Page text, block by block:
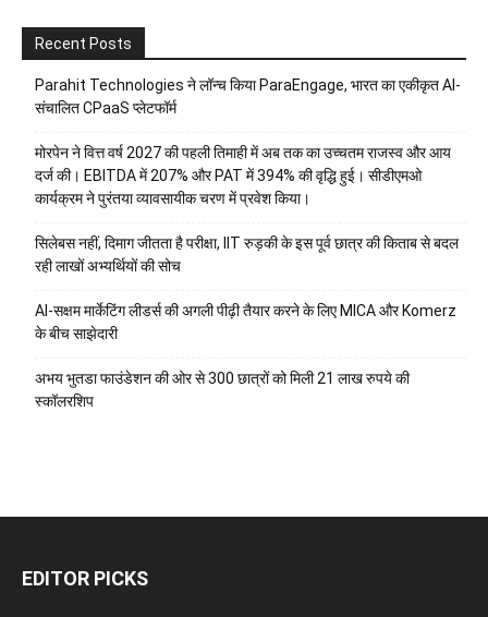
Recent Posts
Parahit Technologies ने लॉन्च किया ParaEngage, भारत का एकीकृत AI-
संचालित CPaaS प्लेटफॉर्म
मोरपेन ने वित्त वर्ष 2027 की पहली तिमाही में अब तक का उच्चतम राजस्व और आय
दर्ज की। EBITDA में 207% और PAT में 394% की वृद्धि हुई। सीडीएमओ
कार्यक्रम ने पुरंतया व्यावसायीक चरण में प्रवेश किया।
सिलेबस नहीं, दिमाग जीतता है परीक्षा, IIT रुड़की के इस पूर्व छात्र की किताब से बदल
रही लाखों अभ्यर्थियों की सोच
AI-सक्षम मार्केटिंग लीडर्स की अगली पीढ़ी तैयार करने के लिए MICA और Komerz
के बीच साझेदारी
अभय भुतडा फाउंडेशन की ओर से 300 छात्रों को मिली 21 लाख रुपये की
स्कॉलरशिप
EDITOR PICKS